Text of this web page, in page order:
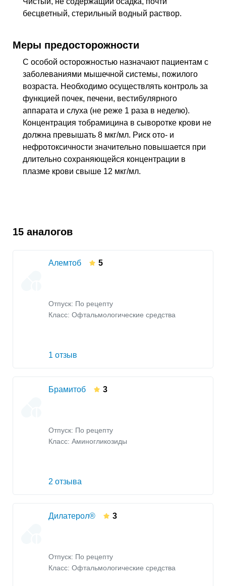
бесцветный, стерильный водный раствор.
Меры предосторожности
С особой осторожностью назначают пациентам с
заболеваниями мышечной системы, пожилого
возраста. Необходимо осуществлять контроль за
функцией почек, печени, вестибулярного
аппарата и слуха (не реже 1 раза в неделю).
Концентрация тобрамицина в сыворотке крови не
должна превышать 8 мкг/мл. Риск ото- и
нефротоксичности значительно повышается при
длительно сохраняющейся концентрации в
плазме крови свыше 12 мкг/мл.
15 аналогов
Алемтоб 5
Отпуск: По рецепту
Класс: Офтальмологические средства
1 отзыв
Брамитоб 3
Отпуск: По рецепту
Класс: Аминогликозиды
2 отзыва
Дилатерол® 3
Отпуск: По рецепту
Класс: Офтальмологические средства